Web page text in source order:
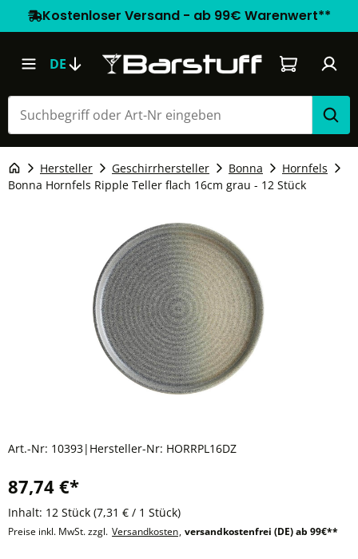
Kostenloser Versand - ab 99€ Warenwert**
DE Warenkorb
Hersteller Geschirrhersteller Bonna
Hornfels
Bonna Hornfels Ripple Teller flach 16cm grau - 12 Stück
Art.-Nr: 10393| Hersteller-Nr: HORRPL16DZ
87,74 €*
Inhalt: 12 Stück (7,31 € / 1 Stück)
Preise inkl. MwSt. zzgl. Versandkosten, versandkostenfrei (DE) ab 99€**